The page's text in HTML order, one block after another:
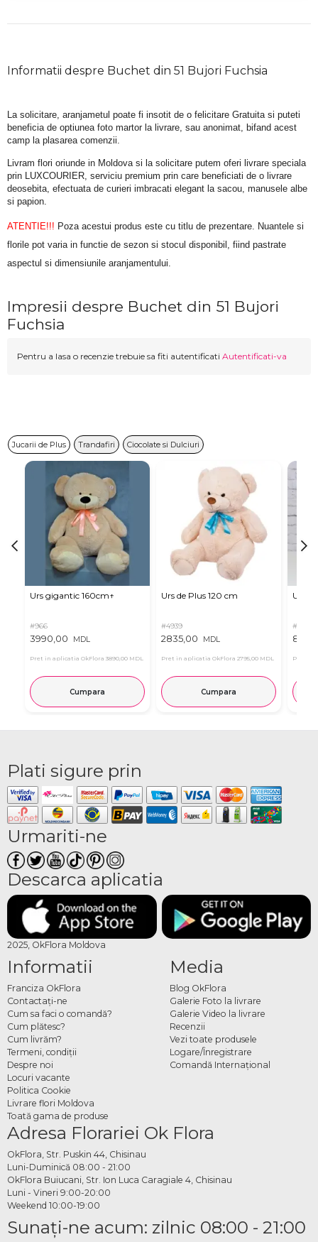
Informatii despre Buchet din 51 Bujori Fuchsia
La solicitare, aranjametul poate fi insotit de o felicitare Gratuita si puteti
beneficia de optiunea foto martor la livrare, sau anonimat, bifand acest
camp la plasarea comenzii.
Livram flori oriunde in Moldova si la solicitare putem oferi livrare speciala
prin LUXCOURIER, serviciu premium prin care beneficiati de o livrare
deosebita, efectuata de curieri imbracati elegant la sacou, manusele albe
si papion.
ATENTIE!!! Poza acestui produs este cu titlu de prezentare. Nuantele si
florile pot varia in functie de sezon si stocul disponibil, fiind pastrate
aspectul si dimensiunile aranjamentului.
Impresii despre Buchet din 51 Bujori
Fuchsia
Pentru a lasa o recenzie trebuie sa fiti autentificati Autentificati-va
Jucarii de Plus Trandafiri Ciocolate si Dulciuri
Urs gigantic 160cm↑
#966
3990,00 MDL
Pret in aplicatia OkFlora 3890,00 MDL
Cumpara
Urs de Plus 120 cm
#4939
2835,00 MDL
Pret in aplicatia OkFlora 2795,00 MDL
Cumpara
Urs
#11
Pret in
Plati sigure prin
Urmariti-ne
Descarca aplicatia
2025, OkFlora Moldova
Informatii
Franciza OkFlora
Contactaţi-ne
Cum sa faci o comandă?
Cum plătesc?
Cum livrăm?
Termeni, condiţii
Despre noi
Locuri vacante
Politica Cookie
Livrare flori Moldova
Toată gama de produse
Media
Blog OkFlora
Galerie Foto la livrare
Galerie Video la livrare
Recenzii
Vezi toate produsele
Logare/Înregistrare
Comandă Internațional
Adresa Florariei Ok Flora
OkFlora, Str. Puskin 44, Chisinau
Luni-Duminică 08:00 - 21:00
OkFlora Buiucani, Str. Ion Luca Caragiale 4, Chisinau
Luni - Vineri 9:00-20:00
Weekend 10:00-19:00
Sunaţi-ne acum: zilnic 08:00 - 21:00